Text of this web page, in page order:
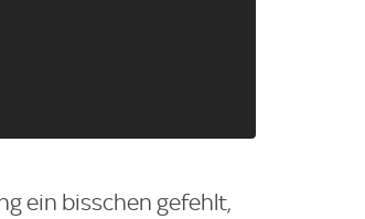
ein bisschen gefehlt,